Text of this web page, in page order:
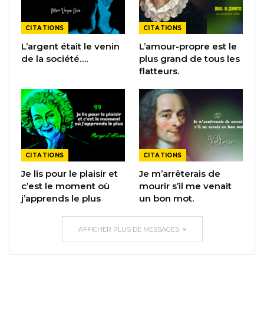
CITATIONS
L’argent était le venin
de la société….
CITATIONS
L’amour-propre est le
plus grand de tous les
flatteurs.
CITATIONS
Je lis pour le plaisir et
c’est le moment où
j’apprends le plus
CITATIONS
Je m’arrêterais de
mourir s’il me venait
un bon mot.
AFFICHER PLUS DE MESSAGES